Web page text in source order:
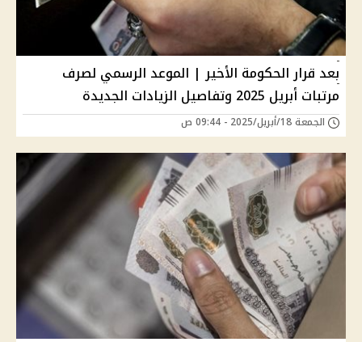
بعد قرار الحكومة الأخير | الموعد الرسمي لصرف
مرتبات أبريل 2025 وتفاصيل الزيادات الجديدة
الجمعة 18/أبريل/2025 - 09:44 ص